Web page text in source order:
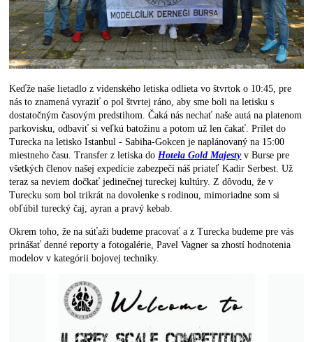
Keďže naše lietadlo z videnského letiska odlieta vo štvrtok o 10:45, pre
nás to znamená vyraziť o pol štvrtej ráno, aby sme boli na letisku s
dostatočným časovým predstihom. Čaká nás nechať naše autá na platenom
parkovisku, odbaviť si veľkú batožinu a potom už len čakať. Prílet do
Turecka na letisko Istanbul - Sabiha-Gokcen je naplánovaný na 15:00
miestneho času. Transfer z letiska doHotela Gold Majestyv Burse pre
všetkých členov našej expedície zabezpečí náš priateľ Kadir Serbest. Už
teraz sa neviem dočkať jedinečnej tureckej kultúry. Z dôvodu, že v
Turecku som bol trikrát na dovolenke s rodinou, mimoriadne som si
obľúbil turecký čaj, ayran a pravý kebab.
Okrem toho, že na súťaži budeme pracovať a z Turecka budeme pre vás
prinášať denné reporty a fotogalérie, Pavel Vagner sa zhostí hodnotenia
modelov v kategórii bojovej techniky.